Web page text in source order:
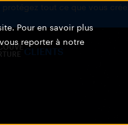
Pour en savoir plus
reporter à notre
tout ce que vous
CLIENTS